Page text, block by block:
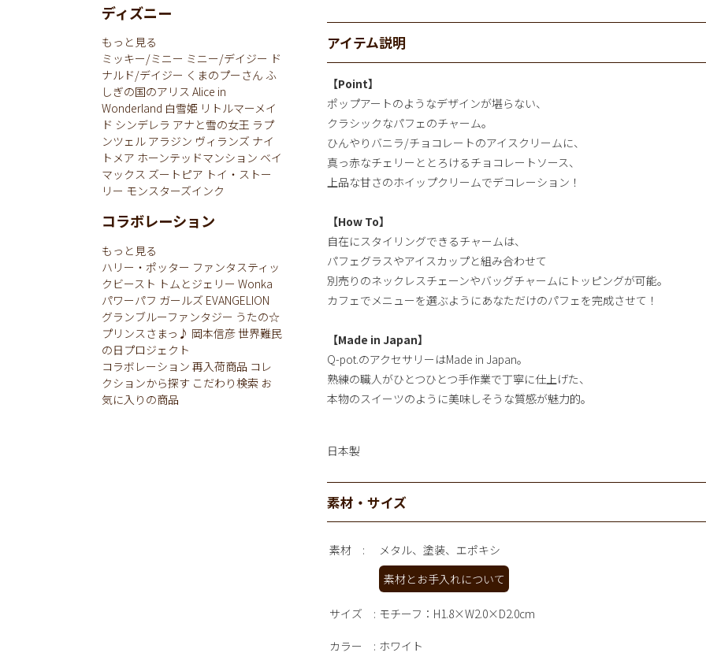
アイテム説明
【Point】
ポップアートのようなデザインが堪らない、
クラシックなパフェのチャーム。
ひんやりバニラ/チョコレートのアイスクリームに、
真っ赤なチェリーととろけるチョコレートソース、
上品な甘さのホイップクリームでデコレーション！
【How To】
自在にスタイリングできるチャームは、
パフェグラスやアイスカップと組み合わせて
別売りのネックレスチェーンやバッグチャームにトッピングが可能。
カフェでメニューを選ぶようにあなただけのパフェを完成させて！
【Made in Japan】
Q-pot.のアクセサリーはMade in Japan。
熟練の職人がひとつひとつ手作業で丁寧に仕上げた、
本物のスイーツのように美味しそうな質感が魅力的。
日本製
素材・サイズ
素材
メタル、塗装、エポキシ
素材とお手入れについて
サイズ モチーフ：H1.8×W2.0×D2.0cm
カラー ホワイト
ディズニー
もっと見る
ミッキー/ミニー ミニー/デイジー ド
ナルド/デイジー くまのプーさん ふ
しぎの国のアリス Alice in
Wonderland 白雪姫 リトルマーメイ
ド シンデレラ アナと雪の女王 ラプ
ンツェル アラジン ヴィランズ ナイ
トメア ホーンテッドマンション ベイ
マックス ズートピア トイ・ストー
リー モンスターズインク
コラボレーション
もっと見る
ハリー・ポッター ファンタスティッ
クビースト トムとジェリー Wonka
パワーパフ ガールズ EVANGELION
グランブルーファンタジー うたの☆
プリンスさまっ♪ 岡本信彦世界難民
の日プロジェクト
コラボレーション 再入荷商品 コレ
クションから探す こだわり検索 お
気に入りの商品